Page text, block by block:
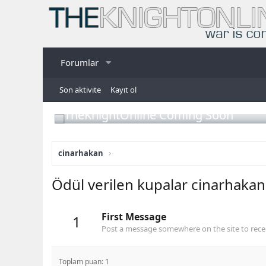
Forumlar
Son aktivite Kayıt ol
TheKnightOnline Coming Soon
cinarhakan
Ödül verilen kupalar cinarhakan
1
First Message
Post a message somewhere on the site to
Toplam puan: 1